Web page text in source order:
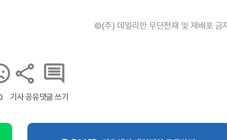
©(주) 데일리안 무단전재 및 재배포 금
기사 공유댓글 쓰기